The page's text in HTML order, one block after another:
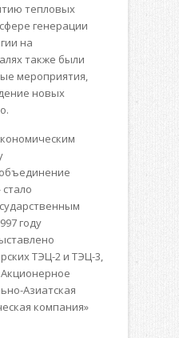
тепловых
генерации
на
также были
мероприятия,
новых
году
ТЭЦ-2 и ТЭЦ-3,
Азиатская
компания»